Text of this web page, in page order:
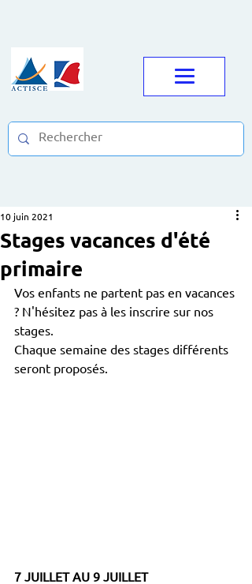
Stages vacances d'été
primaire
10 juin 2021
Vos enfants ne partent pas en vacances
? N'hésitez pas à les inscrire sur nos
stages.
Chaque semaine des stages différents
seront proposés.
7 JUILLET AU 9 JUILLET